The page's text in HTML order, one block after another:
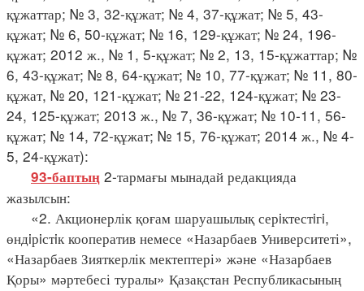
құжаттар; № 3, 32-құжат; № 4, 37-құжат; № 5, 43-
құжат; № 6, 50-құжат; № 16, 129-құжат; № 24, 196-
құжат; 2012 ж., № 1, 5-құжат; № 2, 13, 15-құжаттар; №
6, 43-құжат; № 8, 64-құжат; № 10, 77-құжат; № 11, 80-
құжат, № 20, 121-құжат; № 21-22, 124-құжат; № 23-
24, 125-құжат; 2013 ж., № 7, 36-құжат; № 10-11, 56-
құжат; № 14, 72-құжат; № 15, 76-құжат; 2014 ж., № 4-
5, 24-құжат):
93-баптың 2-тармағы мынадай редакцияда
жазылсын:
«2. Акционерлік қоғам шаруашылық серiктестiгi,
өндiрiстiк кооператив немесе «Назарбаев Университеті»,
«Назарбаев Зияткерлік мектептері» және «Назарбаев
Қоры» мәртебесі туралы» Қазақстан Республикасының